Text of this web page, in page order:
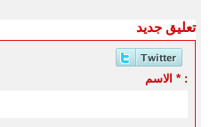
تعليق جديد
الاسم * :